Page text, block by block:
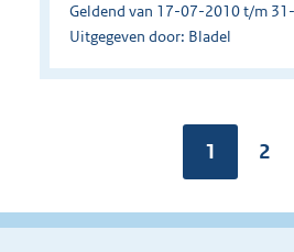
Geldend van 17-07-2010 t/m
Uitgegeven door: Bladel
Pagina:
1
P
g
2